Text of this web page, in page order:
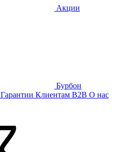
Акции
Бурбон
Гарантии Клиентам B2B О нас